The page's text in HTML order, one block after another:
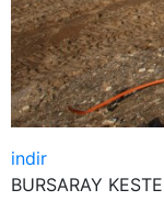
indir
BURSARAY